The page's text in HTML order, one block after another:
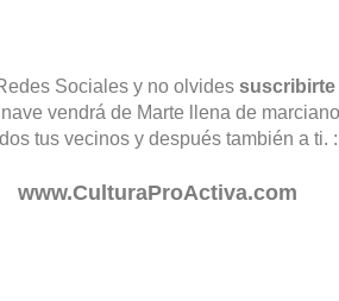
Sociales y no olvides suscribirte
vendrá de Marte llena de
tus vecinos y después también a ti.
www.CulturaProActiva.com